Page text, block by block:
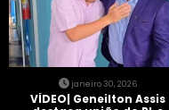
janeiro 30, 2026
VÍDEO| Geneilton Assis